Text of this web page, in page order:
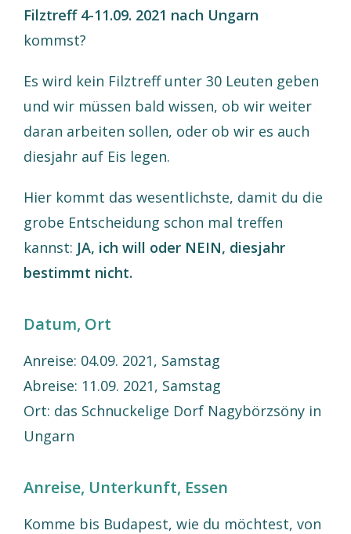
Filztreff 4-11.09. 2021 nach Ungarn
kommst?
Es wird kein Filztreff unter 30 Leuten geben
und wir müssen bald wissen, ob wir weiter
daran arbeiten sollen, oder ob wir es auch
diesjahr auf Eis legen.
Hier kommt das wesentlichste, damit du die
grobe Entscheidung schon mal treffen
kannst: JA, ich will oder NEIN, diesjahr
bestimmt nicht.
Datum, Ort
Anreise: 04.09. 2021, Samstag
Abreise: 11.09. 2021, Samstag
Ort: das Schnuckelige Dorf Nagybörzsöny in
Ungarn
Anreise, Unterkunft, Essen
Komme bis Budapest, wie du möchtest, von